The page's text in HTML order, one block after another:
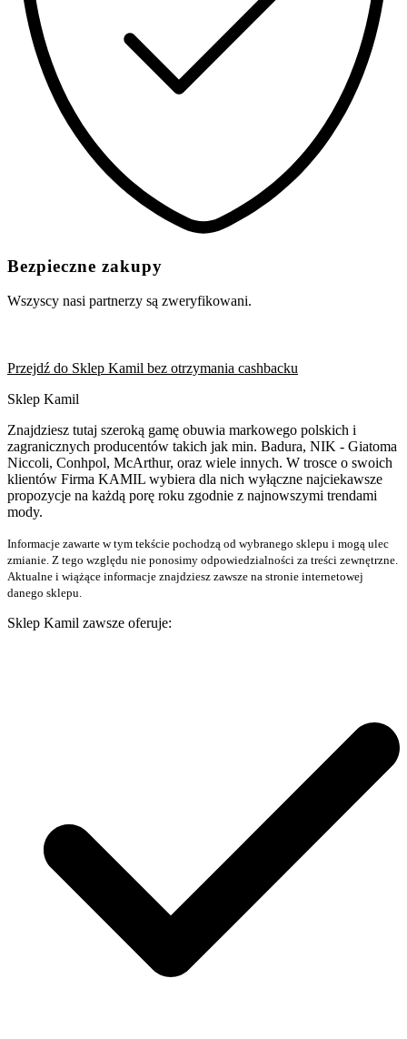
Bezpieczne zakupy
Wszyscy nasi partnerzy są zweryfikowani.
Przejdź do Sklep Kamil bez otrzymania cashbacku
Sklep Kamil
Znajdziesz tutaj szeroką gamę obuwia markowego polskich i
zagranicznych producentów takich jak min. Badura, NIK - Giatoma
Niccoli, Conhpol, McArthur, oraz wiele innych. W trosce o swoich
klientów Firma KAMIL wybiera dla nich wyłączne najciekawsze
propozycje na każdą porę roku zgodnie z najnowszymi trendami
mody.
Informacje zawarte w tym tekście pochodzą od wybranego sklepu i mogą ulec
zmianie. Z tego względu nie ponosimy odpowiedzialności za treści zewnętrzne.
Aktualne i wiążące informacje znajdziesz zawsze na stronie internetowej
danego sklepu.
Sklep Kamil zawsze oferuje: